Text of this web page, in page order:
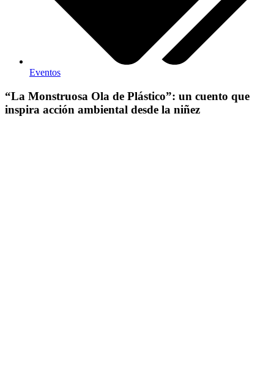
Eventos
“La Monstruosa Ola de Plástico”: un cuento que
inspira acción ambiental desde la niñez